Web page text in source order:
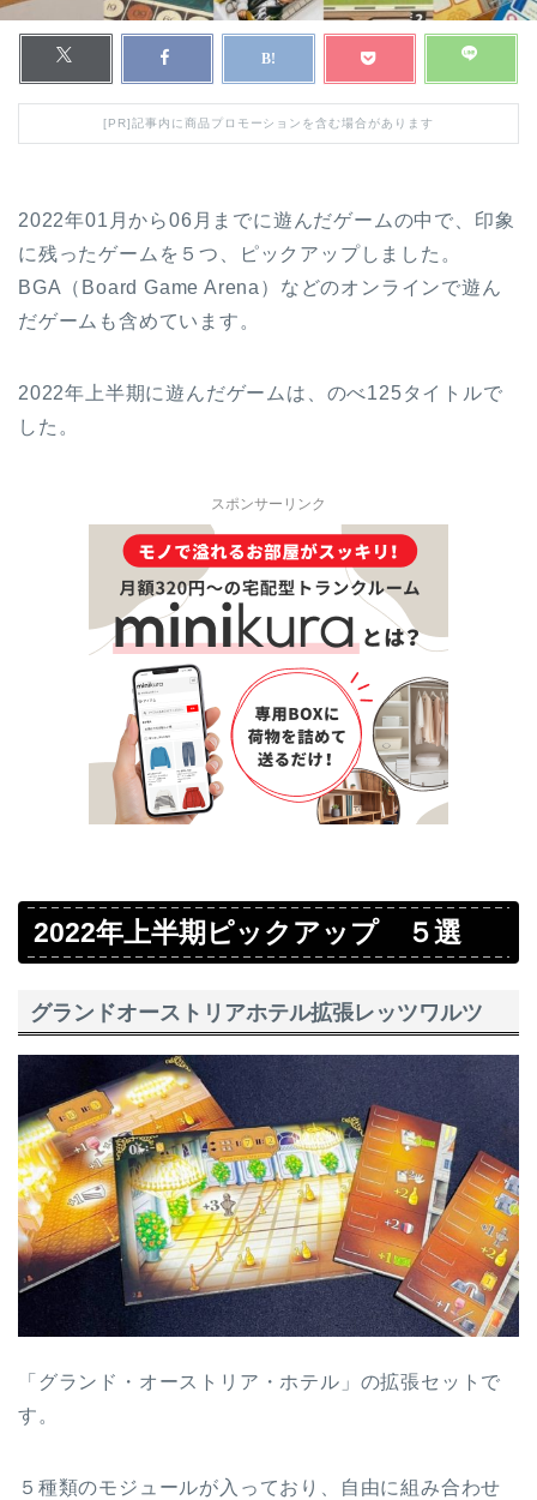
[PR]記事内に商品プロモーションを含む場合があります
2022年01月から06月までに遊んだゲームの中で、印象
に残ったゲームを５つ、ピックアップしました。
BGA（Board Game Arena）などのオンラインで遊ん
だゲームも含めています。
2022年上半期に遊んだゲームは、のべ125タイトルで
した。
スポンサーリンク
2022年上半期ピックアップ ５選
グランドオーストリアホテル拡張レッツワルツ
「グランド・オーストリア・ホテル」の拡張セットで
す。
５種類のモジュールが入っており、自由に組み合わせ